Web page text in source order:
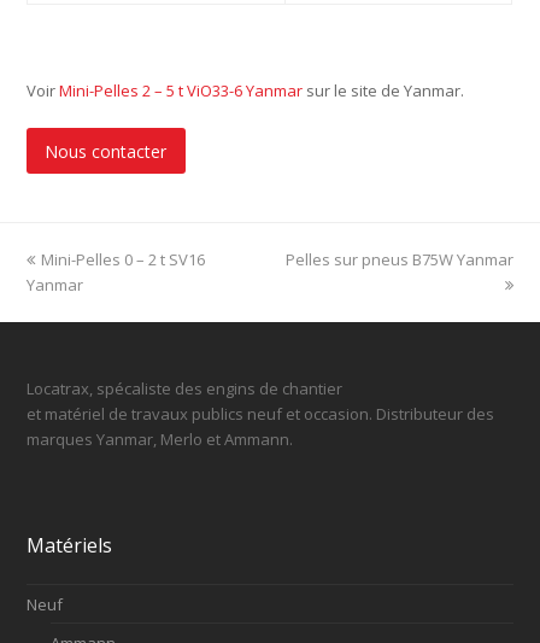
VoirMini-Pelles 2 – 5 t ViO33-6 Yanmar sur le site de Yanmar.
Nous contacter
previous
post:
Mini-Pelles 0 – 2 t SV16
Yanmar
next
Pelles sur pneus B75W Yanmar
Locatrax, spécaliste des engins de chantier
et matériel de travaux publics neuf et occasion. Distributeur des
marques Yanmar, Merlo et Ammann.
Matériels
Neuf